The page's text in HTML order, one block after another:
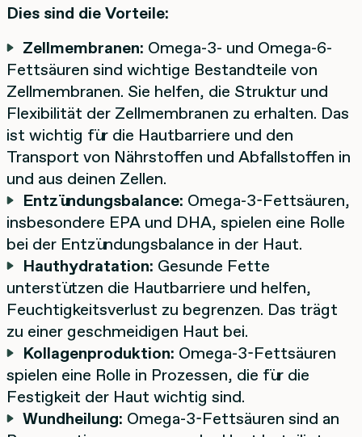
Dies sind die Vorteile:
Zellmembranen: Omega-3- und Omega-6-
Fettsäuren sind wichtige Bestandteile von
Zellmembranen. Sie helfen, die Struktur und
Flexibilität der Zellmembranen zu erhalten. Das
ist wichtig für die Hautbarriere und den
Transport von Nährstoffen und Abfallstoffen in
und aus deinen Zellen.
Entzündungsbalance: Omega-3-Fettsäuren,
insbesondere EPA und DHA, spielen eine Rolle
bei der Entzündungsbalance in der Haut.
Hauthydratation: Gesunde Fette
unterstützen die Hautbarriere und helfen,
Feuchtigkeitsverlust zu begrenzen. Das trägt
zu einer geschmeidigen Haut bei.
Kollagenproduktion: Omega-3-Fettsäuren
spielen eine Rolle in Prozessen, die für die
Festigkeit der Haut wichtig sind.
Wundheilung: Omega-3-Fettsäuren sind an